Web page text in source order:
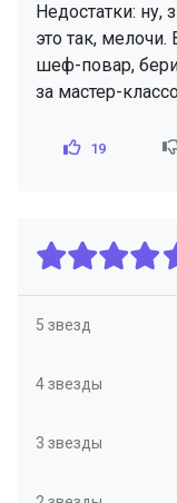
Недостатки: ну,
это так,
шеф-повар,
за мастер-
19
5 звезд
4 звезды
3 звезды